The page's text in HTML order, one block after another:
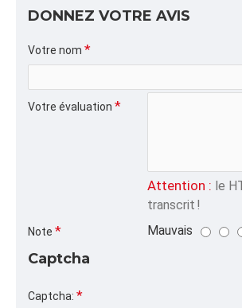
ALPHA
CATÉGORIE
RÉNOVATION | SACS SABLE ET
DONNEZ VOTRE AVIS
Votre nom
Votre évaluation
Attention : le
transcrit !
Note Mauvais
Captcha
Captcha: